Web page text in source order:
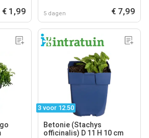
€ 1,99 5 dagen € 7,99
3 voor 12.50
Betonie (Stachys
officinalis) D 11 H 10 cm